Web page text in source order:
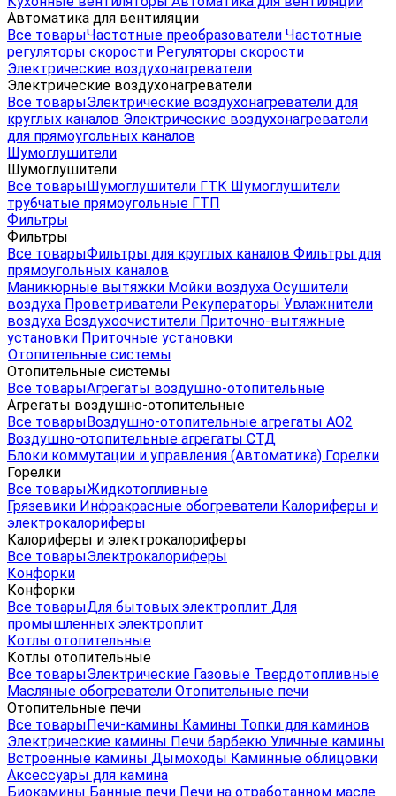
Автоматика для вентиляции
Все товарыЧастотные преобразователи Частотные
регуляторы скорости Регуляторы скорости
Электрические воздухонагреватели
Электрические воздухонагреватели
Все товарыЭлектрические воздухонагреватели для
круглых каналов Электрические воздухонагреватели
для прямоугольных каналов
Шумоглушители
Шумоглушители
Все товарыШумоглушители ГТК Шумоглушители
трубчатые прямоугольные ГТП
Фильтры
Фильтры
Все товарыФильтры для круглых каналов Фильтры для
прямоугольных каналов
Маникюрные вытяжки Мойки воздуха Осушители
воздуха Проветриватели Рекуператоры Увлажнители
воздуха Воздухоочистители Приточно-вытяжные
установки Приточные установки
Отопительные системы
Отопительные системы
Все товарыАгрегаты воздушно-отопительные
Агрегаты воздушно-отопительные
Все товарыВоздушно-отопительные агрегаты АО2
Воздушно-отопительные агрегаты СТД
Блоки коммутации и управления (Автоматика) Горелки
Горелки
Все товарыЖидкотопливные
Грязевики Инфракрасные обогреватели Калориферы и
электрокалориферы
Калориферы и электрокалориферы
Все товарыЭлектрокалориферы
Конфорки
Конфорки
Все товарыДля бытовых электроплит Для
промышленных электроплит
Котлы отопительные
Котлы отопительные
Все товарыЭлектрические Газовые Твердотопливные
Масляные обогреватели Отопительные печи
Отопительные печи
Все товарыПечи-камины Камины Топки для каминов
Электрические камины Печи барбекю Уличные камины
Встроенные камины Дымоходы Каминные облицовки
Аксессуары для камина
Биокамины Банные печи Печи на отработанном масле